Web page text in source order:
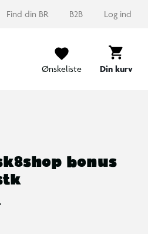
Find din BR B2B Log ind
Ønskeliste
Din kurv
bonus